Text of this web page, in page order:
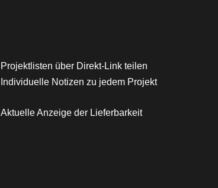
Projektlisten über Direkt-Link teilen
Individuelle Notizen zu jedem Projekt
Aktuelle Anzeige der Lieferbarkeit